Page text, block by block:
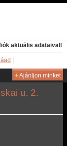
aktuális adataival!
+Ajánljon minket
u. 2.